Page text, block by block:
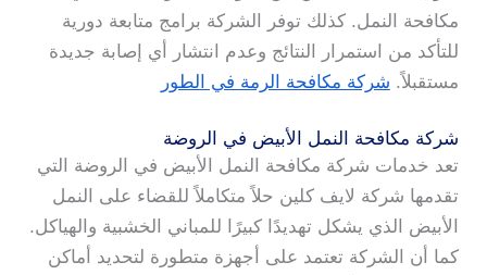
مكافحة النمل. كذلك توفر الشركة برامج متابعة دورية
للتأكد من استمرار النتائج وعدم انتشار أي إصابة جديدة
مستقبلاً. شركة مكافحة الرمة في الطور
شركة مكافحة النمل الأبيض في الروضة
تعد خدمات شركة مكافحة النمل الأبيض في الروضة التي
تقدمها شركة لايف كلين حلاً متكاملاً للقضاء على النمل
الأبيض الذي يشكل تهديدًا كبيرًا للمباني الخشبية والهياكل.
كما أن الشركة تعتمد على أجهزة متطورة لتحديد أماكن